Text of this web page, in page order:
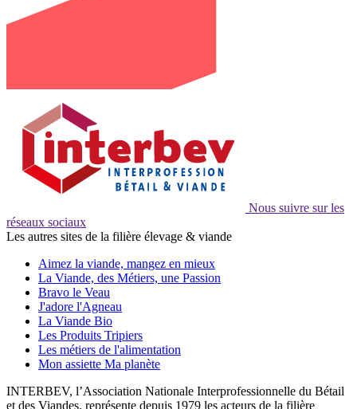
Nous suivre sur les
réseaux sociaux
Les autres sites de la filière élevage & viande
Aimez la viande, mangez en mieux
La Viande, des Métiers, une Passion
Bravo le Veau
J'adore l'Agneau
La Viande Bio
Les Produits Tripiers
Les métiers de l'alimentation
Mon assiette Ma planète
INTERBEV, l’Association Nationale Interprofessionnelle du Bétail
et des Viandes, représente depuis 1979 les acteurs de la filière